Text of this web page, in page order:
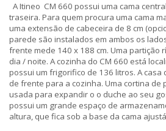
A Itineo CM 660 possui uma cama
traseira. Para quem procura uma cama
uma extensão de cabeceira de 8 cm
parede são instalados em ambos os
frente mede 140 x 188 cm. Uma partição
dia / noite. A cozinha do CM 660 está
possui um frigorifico de 136 litros. A casa
de frente para a cozinha. Uma cortina de
usada para expandir o o duche ao seu
possui um grande espaço de
altura, que fica sob a base da cama